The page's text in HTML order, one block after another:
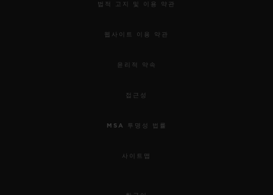
법적 고지 및 이용 약관
웹사이트 이용 약관
윤리적 약속
접근성
MSA 투명성 법률
사이트맵